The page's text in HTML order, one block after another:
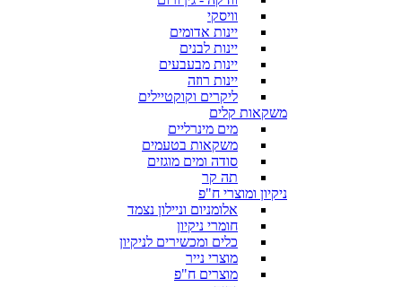
וויסקי
יינות אדומים
יינות לבנים
יינות מבעבעים
יינות רוזה
ליקרים וקוקטיילים
משקאות קלים
מים מינרליים
משקאות בטעמים
סודה ומים מוגזים
תה קר
ניקיון ומוצרי ח"פ
אלומניום וניילון נצמד
חומרי ניקיון
כלים ומכשירים לניקיון
מוצרי נייר
מוצרים ח"פ